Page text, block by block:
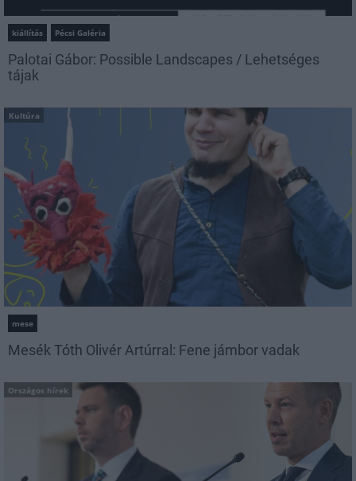
kiállítás Pécsi Galéria
Palotai Gábor: Possible Landscapes / Lehetséges
tájak
Kultúra
mese
Mesék Tóth Olivér Artúrral: Fene jámbor vadak
Országos hírek